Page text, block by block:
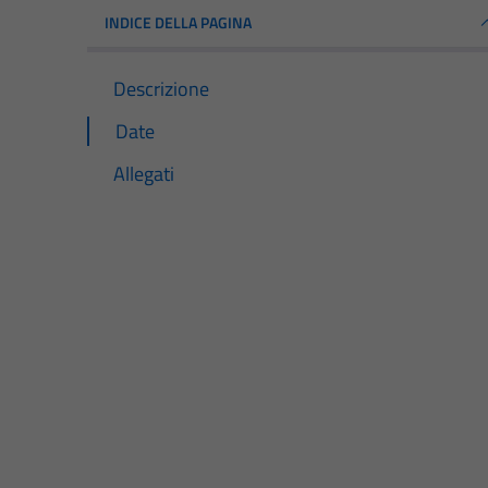
INDICE DELLA PAGINA
Descrizione
Date
Allegati